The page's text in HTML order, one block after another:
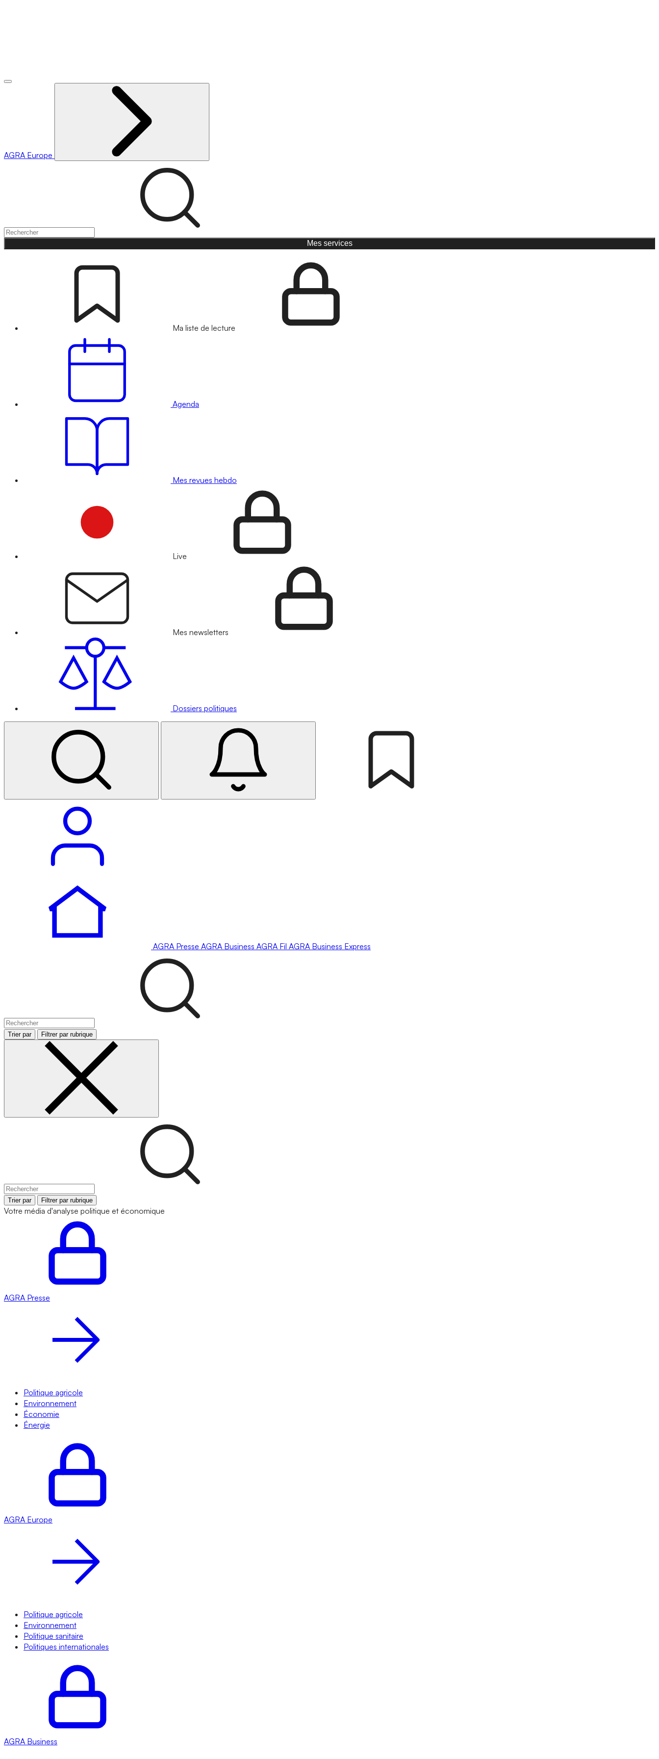
AGRA Europe
Mes services
Ma liste de lecture
Agenda
Mes revues hebdo
Live
Mes newsletters
Dossiers politiques
AGRA Presse AGRA Business AGRA Fil AGRA Business Express
Trier par Filtrer par rubrique
Trier par Filtrer par rubrique
Votre média d'analyse politique et économique
AGRA Presse
Politique agricole
Environnement
Économie
Énergie
AGRA Europe
Politique agricole
Environnement
Politique sanitaire
Politiques internationales
AGRA Business